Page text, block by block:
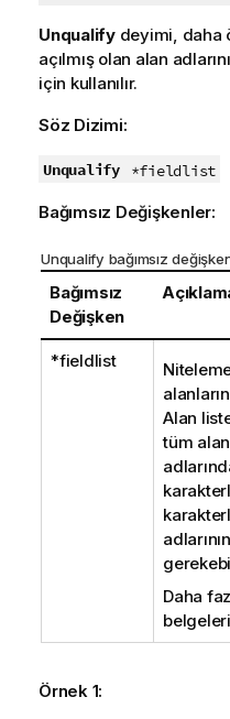
Unqualifydeyimi, daha
açılmış olan alan
için kullanılır.
Söz Dizimi:
Unqualify *fieldlist
Bağımsız Değişkenler:
Unqualify bağımsız
Bağımsız
Değişken
*fieldlist
Alan
tüm
Daha
Örnek 1: